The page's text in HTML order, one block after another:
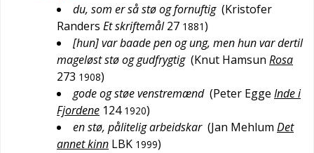
du, som er så stø og fornuftig (Kristofer
Randers Et skriftemål 27 1881)
[hun] var baade pen og ung, men hun var dertil
mageløst stø og gudfrygtig (Knut Hamsun Rosa
273 1908)
gode og støe venstremænd (Peter Egge Inde i
Fjordene 124 1920)
en stø, pålitelig arbeidskar (Jan Mehlum Det
annet kinn LBK 1999)